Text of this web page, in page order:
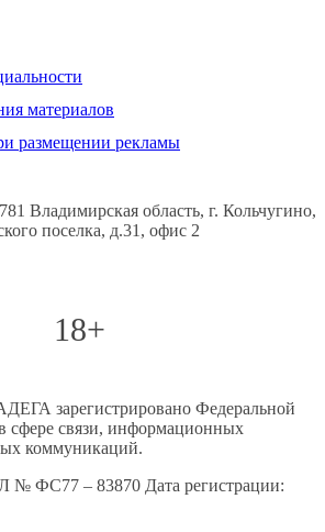
материалов
размещении рекламы
Владимирская область, г. Кольчугино,
поселка, д.31, офис 2
18+
зарегистрировано Федеральной
сфере связи, информационных
коммуникаций.
№ ФС77 – 83870 Дата регистрации: